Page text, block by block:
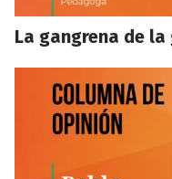
La gangrena de